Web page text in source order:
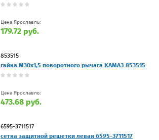
Цена Ярославль:
179.72 руб.
853515
гайка М30х1,5 поворотного рычага КАМАЗ 853515
Цена Ярославль:
473.68 руб.
6595-3711517
сетка защитной решетки левая 6595-3711517